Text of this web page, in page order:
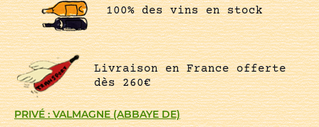
PRIVÉ : VALMAGNE (ABBAYE DE)
100% des vins en stock
Livraison en France offerte
dès 260€